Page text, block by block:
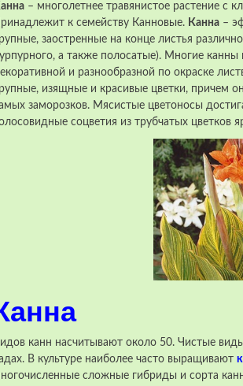
– многолетнее травянистое растение
к семейству Канновые. Канна –
заостренные на конце листья
а также полосатые). Многие
и разнообразной по окраске
изящные и красивые цветки, причем
заморозков. Мясистые цветоносы
соцветия из трубчатых
канн насчитывают около 50. Чистые
В культуре наиболее часто выращивают
сложные гибриды и сорта